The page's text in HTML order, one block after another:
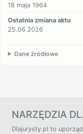
18 maja 1964
Ostatnia zmiana aktu
25.06.2026
Dane źródłowe
NARZĘDZIA
Dlajurysty.pl to